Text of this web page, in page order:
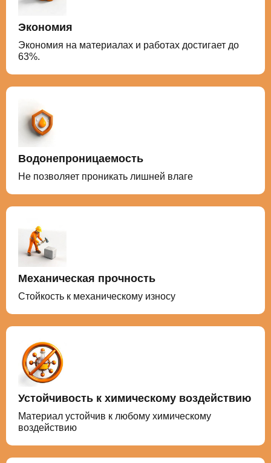
Экономия
Экономия на материалах и работах достигает до
63%.
Водонепроницаемость
Не позволяет проникать лишней влаге
Механическая прочность
Стойкость к механическому износу
Устойчивость к химическому воздействию
Материал устойчив к любому химическому
воздействию